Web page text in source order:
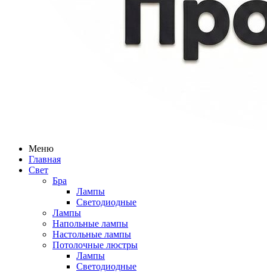
Меню
Главная
Свет
Бра
Лампы
Светодиодные
Лампы
Напольные лампы
Настольные лампы
Потолочные люстры
Лампы
Светодиодные